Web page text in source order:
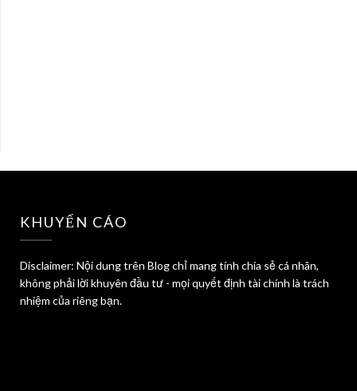
KHUYẾN CÁO
Disclaimer: Nội dung trên Blog chỉ mang tính chia sẻ cá nhân,
không phải lời khuyên đầu tư - mọi quyết định tài chính là trách
nhiệm của riêng bạn.